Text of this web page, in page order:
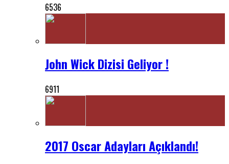
6536
John Wick Dizisi Geliyor !
6911
2017 Oscar Adayları Açıklandı!